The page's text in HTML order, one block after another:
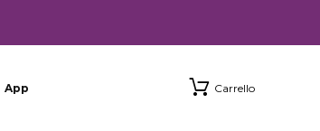
App Carrello